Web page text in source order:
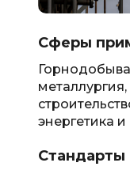
энергетика
Сферы
Стандарты